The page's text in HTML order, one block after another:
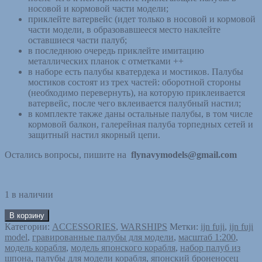
носовой и кормовой части модели;
приклейте ватервейс (идет только в носовой и кормовой
части модели, в образовавшееся место наклейте
оставшиеся части палуб;
в последнюю очередь приклейте имитацию
металлических планок с отметками ++
в наборе есть палубы кватердека и мостиков. Палубы
мостиков состоят из трех частей: оборотной стороны
(необходимо перевернуть), на которую приклеивается
ватервейс, после чего вклеивается палубный настил;
в комплекте также даны остальные палубы, в том числе
кормовой балкон, галерейная палуба торпедных сетей и
защитный настил якорный цепи.
Остались вопросы, пишите на flynavymodels@gmail.com
1 в наличии
В корзину
Категории: ACCESSORIES, WARSHIPS Метки: ijn fuji, ijn fuji
model, гравированные палубы для модели, масштаб 1:200,
модель корабля, модель японского корабля, набор палуб из
шпона, палубы для модели корабля, японский броненосец